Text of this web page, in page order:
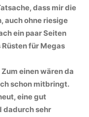
dass mir die
auch ohne riesige
ein paar Seiten
für Megas
einen wären da
schon mitbringt.
eine gut
dadurch sehr